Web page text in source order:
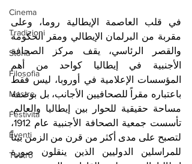
Cinema
Tradizioni
Storia
Filosofia
Mostre
Festività
Eventi
Teatro
والقصر الرئاسي، يقف مركز الصحافة
المؤسسات الإعلامية في أوروبا، ليس فقط
باعتباره مقراً للصحافيين الأجانب، بل بوصفه
لتصبح على مدى أكثر من قرن من الزمن بيتاً
للمراسلين الدوليين الذين ينقلون صورة